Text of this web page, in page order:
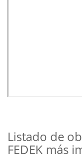
Listado de
FEDEK más